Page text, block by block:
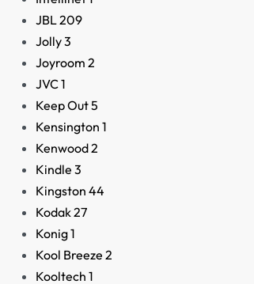
JBL209
Jolly3
Joyroom 2
JVC1
Keep Out5
Kensington 1
Kenwood2
Kindle 3
Kingston 44
Kodak27
Konig1
Kool Breeze 2
Kooltech 1